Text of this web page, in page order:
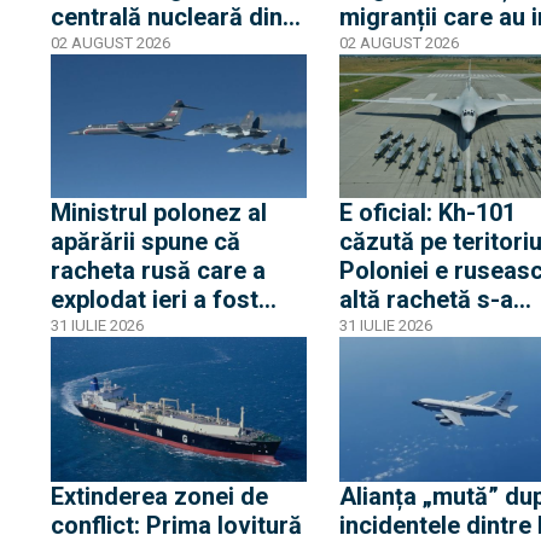
centrală nucleară din
cauza nivelului Dunării
spune că urmează
cinci zile critice
02 AUGUST 2026
migranții care au
ilegal au părăsit
enclava spaniolă.
trezește temeri în
Europa după
din 2015
02 AUGUST 2026
Ministrul polonez al
apărării spune că
racheta rusă care a
explodat ieri a fost
produsă în primăvara
lui 2026. Între timp,
avioane rusești cu
transponderul oprit s-
au apropiat de
frontiera Poloniei
31 IULIE 2026
E oficial: Kh-101
căzută pe
Poloniei e
altă rachetă s-a
apropiat la 5 km de
întors spre Ucraina
31 IULIE 2026
Extinderea zonei de
conflict: Prima lovitură
Alianța „mută”
incidentele dintre